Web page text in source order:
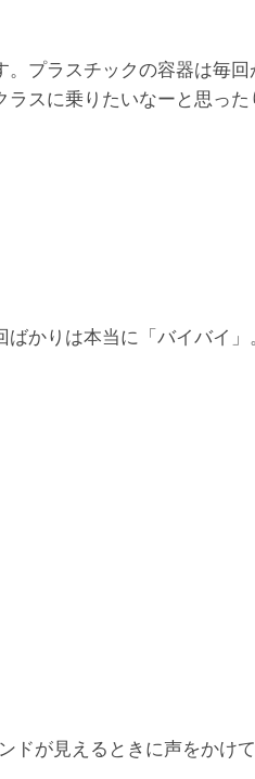
プラスチックの容器は毎回
スに乗りたいなーと思った
かりは本当に「バイバイ」
ドが見えるときに声をかけ